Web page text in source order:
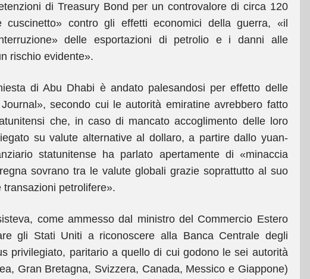
di Treasury Bond per un controvalore di circa 120
cuscinetto» contro gli effetti economici della guerra, «il
delle esportazioni di petrolio e i danni alle
rischio evidente».
di Abu Dhabi è andato palesandosi per effetto delle
secondo cui le autorità emiratine avrebbero fatto
che, in caso di mancato accoglimento delle loro
su valute alternative al dollaro, a partire dallo yuan-
statunitense ha parlato apertamente di «minaccia
sovrano tra le valute globali grazie soprattutto al suo
petrolifere».
come ammesso dal ministro del Commercio Estero
gli Stati Uniti a riconoscere alla Banca Centrale degli
privilegiato, paritario a quello di cui godono le sei autorità
Gran Bretagna, Svizzera, Canada, Messico e Giappone)